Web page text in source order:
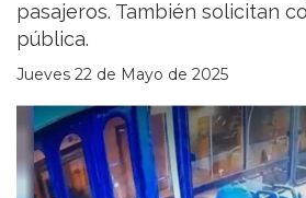
pasajeros. También solicitan
pública.
Jueves 22 de Mayo de 2025